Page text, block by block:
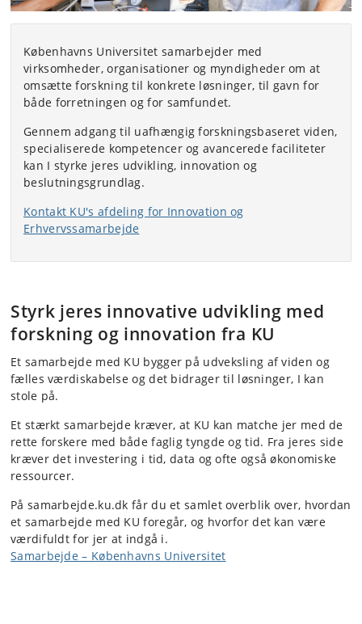
Københavns Universitet samarbejder med
virksomheder, organisationer og myndigheder om at
omsætte forskning til konkrete løsninger, til gavn for
både forretningen og for samfundet.
Gennem adgang til uafhængig forskningsbaseret viden,
specialiserede kompetencer og avancerede faciliteter
kan I styrke jeres udvikling, innovation og
beslutningsgrundlag.
Kontakt KU's afdeling for Innovation og
Erhvervssamarbejde
Styrk jeres innovative udvikling med
forskning og innovation fra KU
Et samarbejde med KU bygger på udveksling af viden og
fælles værdiskabelse og det bidrager til løsninger, I kan
stole på.
Et stærkt samarbejde kræver, at KU kan matche jer med de
rette forskere med både faglig tyngde og tid. Fra jeres side
kræver det investering i tid, data og ofte også økonomiske
ressourcer.
På samarbejde.ku.dk får du et samlet overblik over, hvordan
et samarbejde med KU foregår, og hvorfor det kan være
værdifuldt for jer at indgå i.
Samarbejde – Københavns Universitet